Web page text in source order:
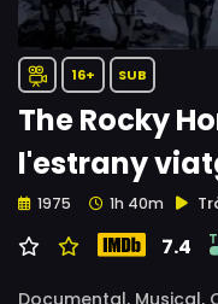
16+ SUB
The Rocky
l'estrany
1975 1h 40m
7.4
Documental, Musical,